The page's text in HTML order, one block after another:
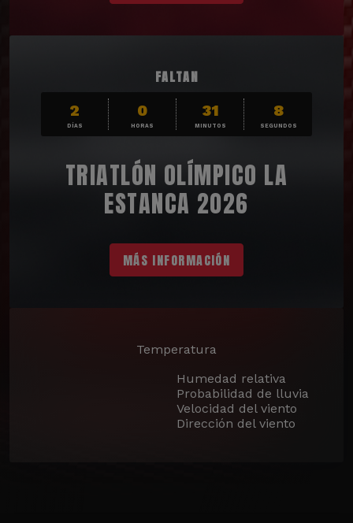
FALTAN
2
DÍAS
0
HORAS
31
MINUTOS
6
SEGUNDOS
TRIATLÓN OLÍMPICO LA
ESTANCA 2026
MÁS INFORMACIÓN
Temperatura
Humedad relativa
Probabilidad de lluvia
Velocidad del viento
Dirección del viento